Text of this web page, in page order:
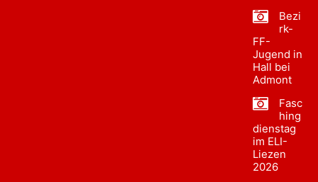
Bezi
rk-
FF-
Jugend in
Hall bei
Admont
Fasc
hing
dienstag
im ELI-
Liezen
2026